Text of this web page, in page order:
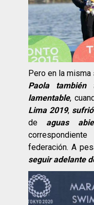
Pero en la
Paola también
lamentable,
Lima 2019,
de aguas
federación. A
seguir adelante